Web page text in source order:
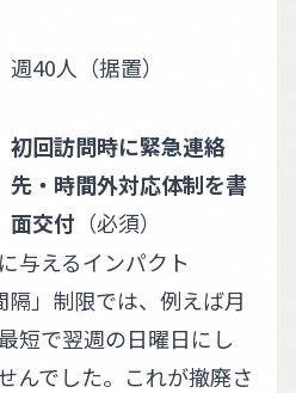
週40人（据置）
初回訪問時に緊急連絡
先・時間外対応体制を書
面交付 （必須）
与えるインパクト
」制限では、例えば月
短で翌週の日曜日にし
んでした。これが撤廃さ